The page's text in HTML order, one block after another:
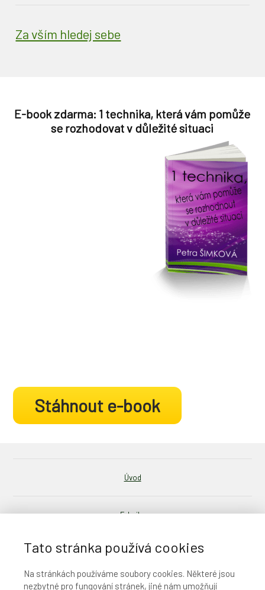
Za vším hledej sebe
E-book zdarma: 1 technika, která vám pomůže
se rozhodovat v důležité situaci
Stáhnout e-book
Úvod
E-knihy
Podcast
Tato stránka používá cookies
Na stránkách používáme soubory cookies. Některé jsou
nezbytné pro fungování stránek, jiné nám umožňují